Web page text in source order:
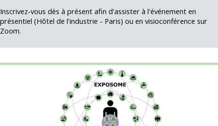
Inscrivez-vous dès à présent afin d'assister à l'événement en
présentiel (Hôtel de l'industrie - Paris) ou en visioconférence sur
Zoom.